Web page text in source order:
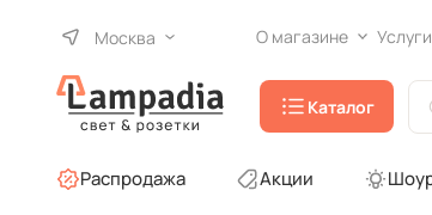
Москва О магазине Услуги
Каталог
Распродажа Акции